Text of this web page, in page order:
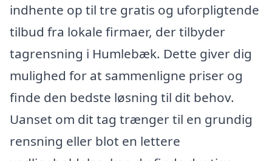
indhente op til tre gratis og uforpligtende
tilbud fra lokale firmaer, der tilbyder
tagrensning i Humlebæk. Dette giver dig
mulighed for at sammenligne priser og
finde den bedste løsning til dit behov.
Uanset om dit tag trænger til en grundig
rensning eller blot en lettere